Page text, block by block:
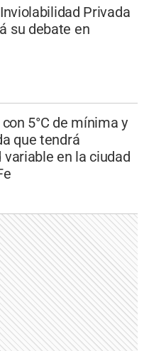
Privada
su debate en
5°C de mínima y
que tendrá
variable en la ciudad